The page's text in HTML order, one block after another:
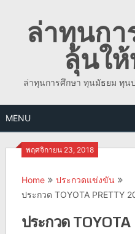
contentล่าทุนก
ลุ้นใ
ล่าทุนการศึกษา ทุนมัธยม ทุน
MENU
พฤศจิกายน 23, 2018
Home
ประกวดแข่งขัน
ประกวด TOYOTA PRETTY
ประกวด